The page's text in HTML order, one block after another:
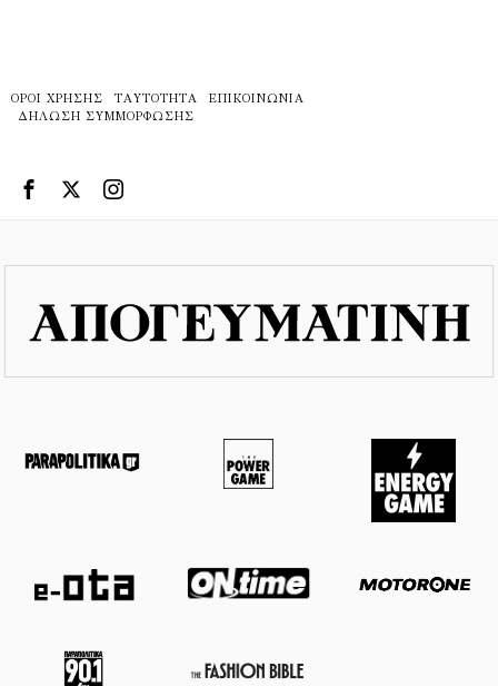
ΌΡΟΙ ΧΡΉΣΗΣ ΤΑΥΤΌΤΗΤΑ
ΕΠΙΚΟΙΝΩΝΊΑ
ΔΉΛΩΣΗ ΣΥΜΜΌΡΦΩΣΗΣ